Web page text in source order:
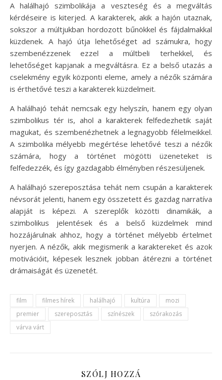
A halálhajó szimbolikája a veszteség és a megváltás
kérdéseire is kiterjed. A karakterek, akik a hajón utaznak,
sokszor a múltjukban hordozott bűnökkel és fájdalmakkal
küzdenek. A hajó útja lehetőséget ad számukra, hogy
szembenézzenek ezzel a múltbeli terhekkel, és
lehetőséget kapjanak a megváltásra. Ez a belső utazás a
cselekmény egyik központi eleme, amely a nézők számára
is érthetővé teszi a karakterek küzdelmeit.
A halálhajó tehát nemcsak egy helyszín, hanem egy olyan
szimbolikus tér is, ahol a karakterek felfedezhetik saját
magukat, és szembenézhetnek a legnagyobb félelmeikkel.
A szimbolika mélyebb megértése lehetővé teszi a nézők
számára, hogy a történet mögötti üzeneteket is
felfedezzék, és így gazdagabb élményben részesüljenek.
A halálhajó szereposztása tehát nem csupán a karakterek
névsorát jelenti, hanem egy összetett és gazdag narratíva
alapját is képezi. A szereplők közötti dinamikák, a
szimbolikus jelentések és a belső küzdelmek mind
hozzájárulnak ahhoz, hogy a történet mélyebb értelmet
nyerjen. A nézők, akik megismerik a karaktereket és azok
motivációit, képesek lesznek jobban átérezni a történet
drámaiságát és üzenetét.
film filmes hírek halálhajó kultúra
mozi
premier
szereposztás színészek
szórakozás
várva várt
SZÓLJ HOZZÁ